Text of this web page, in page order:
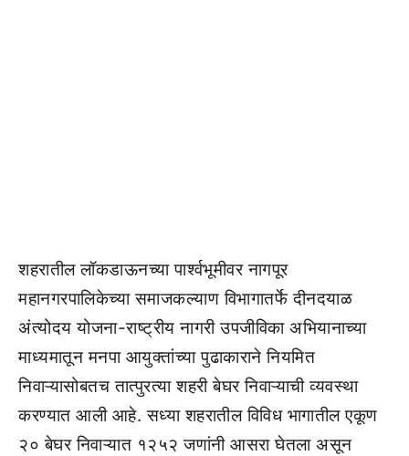
शहरातील लॉकडाऊनच्या पार्श्वभूमीवर नागपूर
महानगरपालिकेच्या समाजकल्याण विभागातर्फे दीनदयाळ
अंत्योदय योजना-राष्ट्रीय नागरी उपजीविका अभियानाच्या
माध्यमातून मनपा आयुक्तांच्या पुढाकाराने नियमित
निवाऱ्यासोबतच तात्पुरत्या शहरी बेघर निवाऱ्याची व्यवस्था
करण्यात आली आहे. सध्या शहरातील विविध भागातील एकूण
२० बेघर निवाऱ्यात १२५२ जणांनी आसरा घेतला असून